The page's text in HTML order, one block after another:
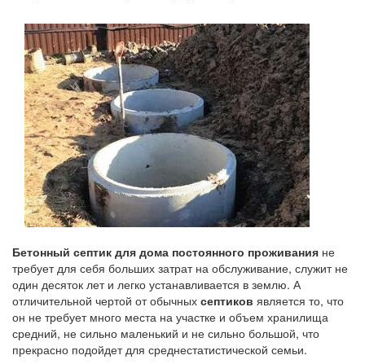
Бетонный септик для дома постоянного проживания не
требует для себя больших затрат на обслуживание, служит не
один десяток лет и легко устанавливается в землю. А
отличительной чертой от обычных септиков является то, что
он не требует много места на участке и объем хранилища
средний, не сильно маленький и не сильно большой, что
прекрасно подойдет для среднестатистической семьи.